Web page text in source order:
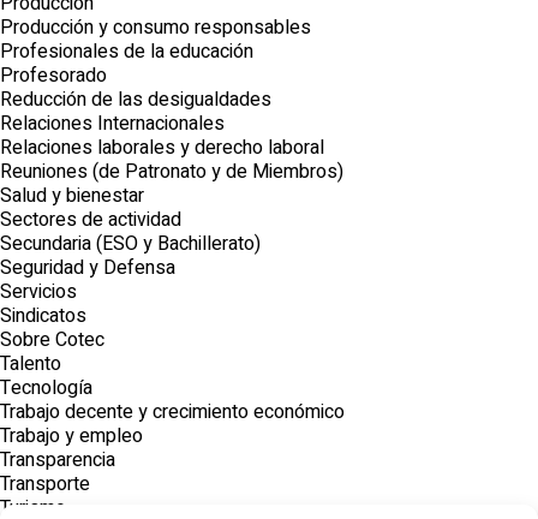
Producción y consumo responsables
Profesionales de la educación
Profesorado
Reducción de las desigualdades
Relaciones Internacionales
Relaciones laborales y derecho laboral
Reuniones (de Patronato y de Miembros)
Salud y bienestar
Sectores de actividad
Secundaria (ESO y Bachillerato)
Seguridad y Defensa
Servicios
Sindicatos
Sobre Cotec
Talento
Tecnología
Trabajo decente y crecimiento económico
Trabajo y empleo
Transparencia
Transporte
Turismo